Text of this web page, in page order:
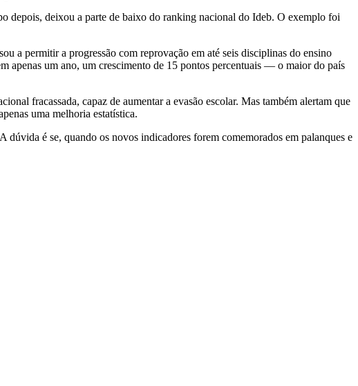
depois, deixou a parte de baixo do ranking nacional do Ideb. O exemplo foi
a permitir a progressão com reprovação em até seis disciplinas do ensino
apenas um ano, um crescimento de 15 pontos percentuais — o maior do país
fracassada, capaz de aumentar a evasão escolar. Mas também alertam que
uma melhoria estatística.
dúvida é se, quando os novos indicadores forem comemorados em palanques e